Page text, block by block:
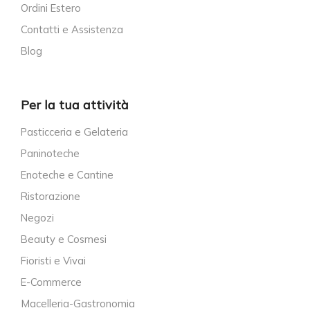
Ordini Estero
Contatti e Assistenza
Blog
Per la tua attività
Pasticceria e Gelateria
Paninoteche
Enoteche e Cantine
Ristorazione
Negozi
Beauty e Cosmesi
Fioristi e Vivai
E-Commerce
Macelleria-Gastronomia